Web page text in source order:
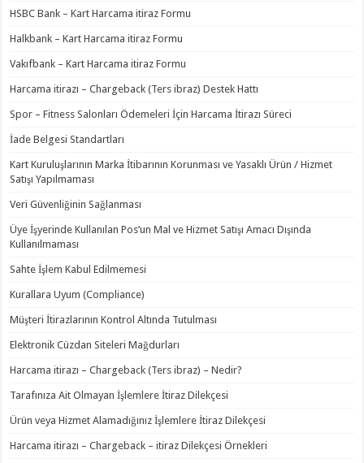
HSBC Bank – Kart Harcama itiraz Formu
Halkbank – Kart Harcama itiraz Formu
Vakıfbank – Kart Harcama itiraz Formu
Harcama itirazı – Chargeback (Ters ibraz) Destek Hattı
Spor – Fitness Salonları Ödemeleri İçin Harcama İtirazı Süreci
İade Belgesi Standartları
Kart Kuruluşlarının Marka İtibarının Korunması ve Yasaklı Ürün / Hizmet
Satışı Yapılmaması
Veri Güvenliğinin Sağlanması
Üye İşyerinde Kullanılan Pos’un Mal ve Hizmet Satışı Amacı Dışında
Kullanılmaması
Sahte İşlem Kabul Edilmemesi
Kurallara Uyum (Compliance)
Müşteri İtirazlarının Kontrol Altında Tutulması
Elektronik Cüzdan Siteleri Mağdurları
Harcama itirazı – Chargeback (Ters ibraz) – Nedir?
Tarafınıza Ait Olmayan İşlemlere İtiraz Dilekçesi
Ürün veya Hizmet Alamadığınız İşlemlere İtiraz Dilekçesi
Harcama itirazı – Chargeback – itiraz Dilekçesi Örnekleri